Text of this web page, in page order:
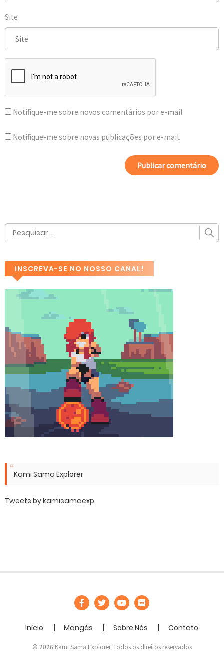
Site
Notifique-me sobre novos comentários por e-mail.
Notifique-me sobre novas publicações por e-mail.
INSCREVA-SE NO NOSSO CANAL!
Kami Sama Explorer
Tweets by kamisamaexp
Início Mangás Sobre Nós Contato
© 2026 Kami Sama Explorer. Todos os direitos reservados